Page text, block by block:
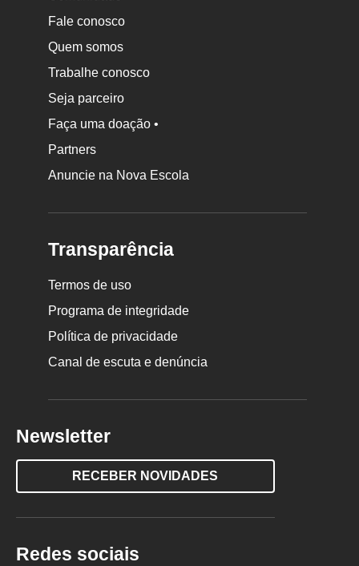
Fale conosco
Quem somos
Trabalhe conosco
Seja parceiro
Faça uma doação •
Partners
Anuncie na Nova Escola
Transparência
Termos de uso
Programa de integridade
Política de privacidade
Canal de escuta e denúncia
Newsletter
RECEBER NOVIDADES
Redes sociais